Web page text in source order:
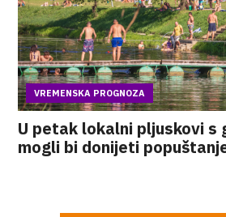
VREMENSKA PROGNOZA
U petak lokalni pljuskovi s
mogli bi donijeti